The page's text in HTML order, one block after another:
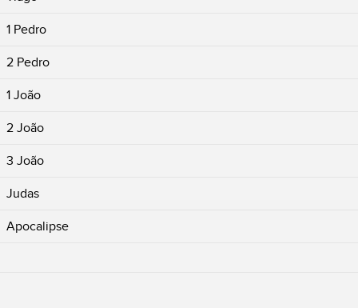
1 Pedro
2 Pedro
1 João
2 João
3 João
Judas
Apocalipse